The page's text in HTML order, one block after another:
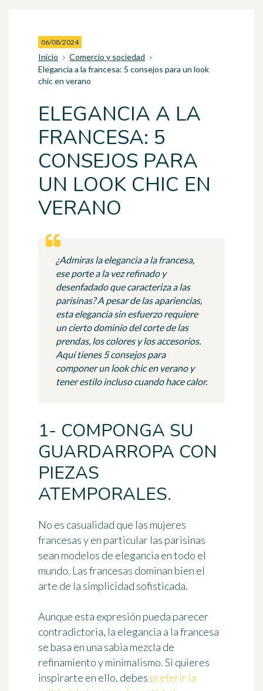
06/08/2024
Inicio
Comercio y sociedad
Elegancia a la francesa: 5 consejos para un look
chic en verano
ELEGANCIA A LA
FRANCESA: 5
CONSEJOS PARA
UN LOOK CHIC EN
VERANO
¿Admiras la elegancia a la francesa,
ese porte a la vez refinado y
desenfadado que caracteriza a las
parisinas? A pesar de las apariencias,
esta elegancia sin esfuerzo requiere
un cierto dominio del corte de las
prendas, los colores y los accesorios.
Aquí tienes 5 consejos para
componer un look chic en verano y
tener estilo incluso cuando hace calor.
1- COMPONGA SU
GUARDARROPA CON
PIEZAS
ATEMPORALES.
No es casualidad que las mujeres
francesas y en particular las parisinas
sean modelos de elegancia en todo el
mundo. Las francesas dominan bien el
arte de la simplicidad sofisticada.
Aunque esta expresión pueda parecer
contradictoria, la elegancia a la francesa
se basa en una sabia mezcla de
refinamiento y minimalismo. Si quieres
inspirarte en ello, debes preferir la